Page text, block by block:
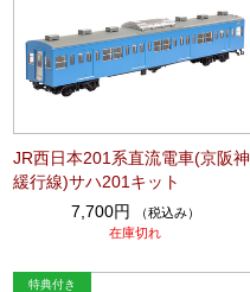
JR西日本201系直流電車(京阪神
緩行線)サハ201キット
7,700円
（税込み）
在庫切れ